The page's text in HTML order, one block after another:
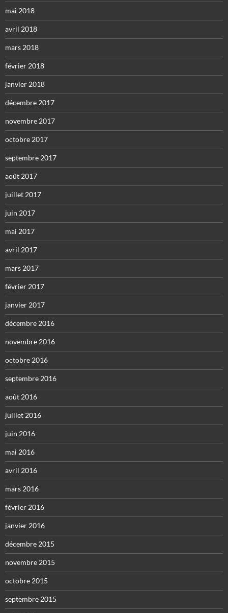
mai 2018
avril 2018
mars 2018
février 2018
janvier 2018
décembre 2017
novembre 2017
octobre 2017
septembre 2017
août 2017
juillet 2017
juin 2017
mai 2017
avril 2017
mars 2017
février 2017
janvier 2017
décembre 2016
novembre 2016
octobre 2016
septembre 2016
août 2016
juillet 2016
juin 2016
mai 2016
avril 2016
mars 2016
février 2016
janvier 2016
décembre 2015
novembre 2015
octobre 2015
septembre 2015